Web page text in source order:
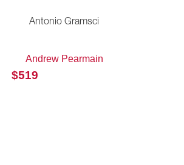
Antonio Gramsci
Andrew Pearmain
$519